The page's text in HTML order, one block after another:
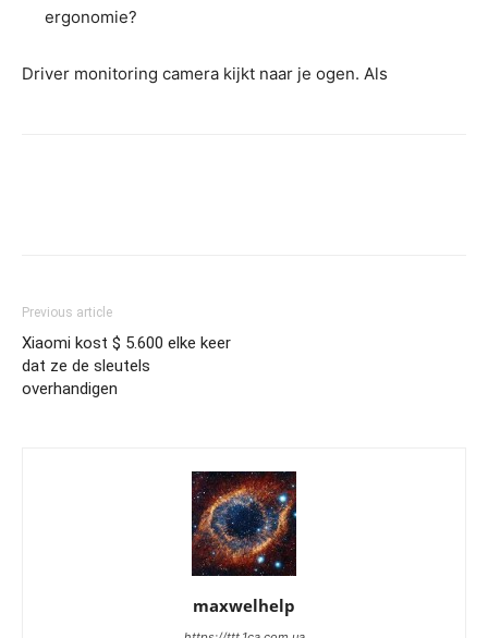
ergonomie?
Driver monitoring camera kijkt naar je ogen. Als
Previous article
Xiaomi kost $ 5.600 elke keer
dat ze de sleutels
overhandigen
maxwelhelp